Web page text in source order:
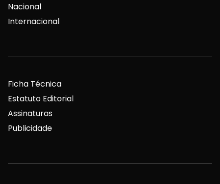
Nacional
Internacional
Ficha Técnica
Estatuto Editorial
Assinaturas
Publicidade